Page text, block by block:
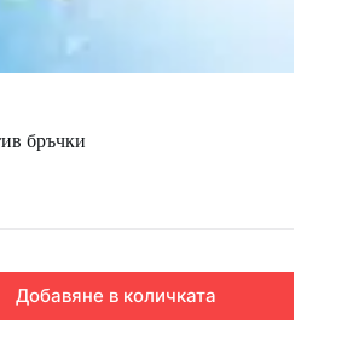
бръчки
Добавяне в количката